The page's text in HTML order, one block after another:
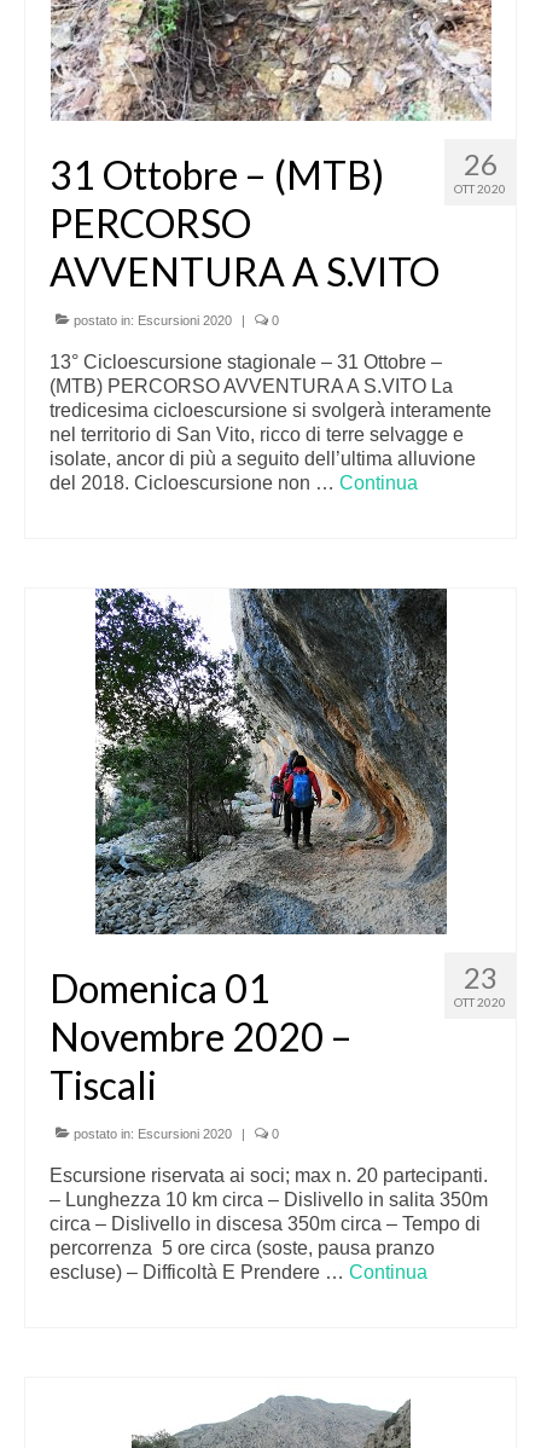
26
OTT 2020
31 Ottobre – (MTB)
PERCORSO
AVVENTURA A S.VITO
postato in: Escursioni 2020 | 0
13° Cicloescursione stagionale – 31 Ottobre –
(MTB) PERCORSO AVVENTURA A S.VITO La
tredicesima cicloescursione si svolgerà interamente
nel territorio di San Vito, ricco di terre selvagge e
isolate, ancor di più a seguito dell’ultima alluvione
del 2018. Cicloescursione non … Continua
23
OTT 2020
Domenica 01
Novembre 2020 –
Tiscali
postato in: Escursioni 2020 | 0
Escursione riservata ai soci; max n. 20 partecipanti.
– Lunghezza 10 km circa – Dislivello in salita 350m
circa – Dislivello in discesa 350m circa – Tempo di
percorrenza 5 ore circa (soste, pausa pranzo
escluse) – Difficoltà E Prendere … Continua